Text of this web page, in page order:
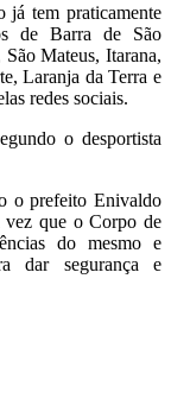
já tem praticamente
de Barra de São
Mateus, Itarana,
Laranja da Terra e
redes sociais.
o desportista
o prefeito Enivaldo
vez que o Corpo de
do mesmo e
dar segurança e